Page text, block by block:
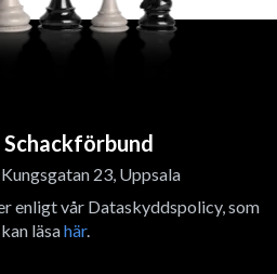
Schackförbund
23, Uppsala
enligt vår Dataskyddspolicy, som
läsahär.